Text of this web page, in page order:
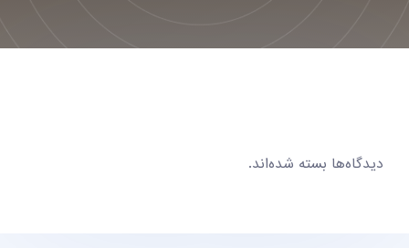
دیدگاه‌ها بسته شده‌اند.